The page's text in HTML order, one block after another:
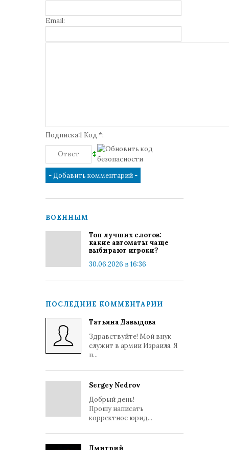
Email:
Подписка:1 Код *:
ВОЕННЫМ
Топ лучших слотов:
какие автоматы чаще
выбирают игроки?
30.06.2026 в 16:36
ПОСЛЕДНИЕ КОММЕНТАРИИ
Татьяна Давыдова
Здравствуйте! Мой внук
служит в армии Израиля. Я
п...
Sergey Nedrov
Добрый день!
Прошу написать
корректное юрид...
Дмитрий